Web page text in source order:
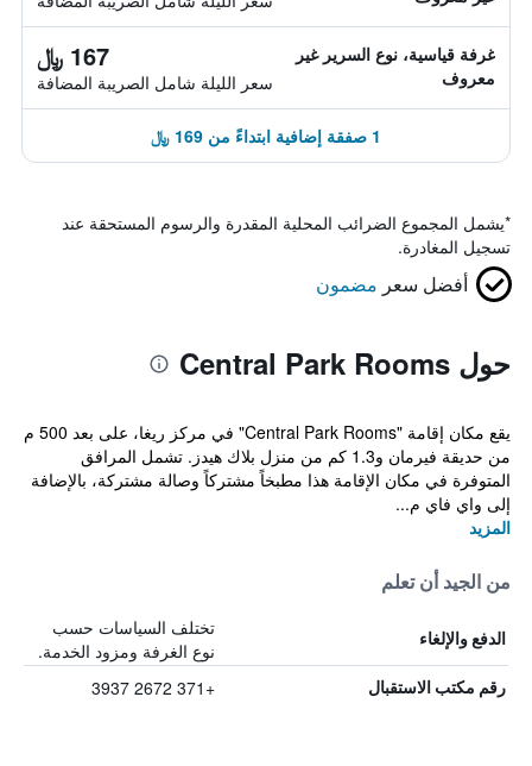
غرفة قياسية، نوع السرير غير
معروف
167 ﷼
سعر الليلة شامل الصريبة المضافة
1 صفقة إضافية ابتداءً من 169 ﷼
*يشمل المجموع الضرائب المحلية المقدرة والرسوم المستحقة عند
تسجيل المغادرة.
أفضل سعر مضمون
حول Central Park Rooms
يقع مكان إقامة "Central Park Rooms" في مركز ريغا، على بعد 500 م
من حديقة فيرمان و1.3 كم من منزل بلاك هيدز. تشمل المرافق
المتوفرة في مكان الإقامة هذا مطبخاً مشتركاً وصالة مشتركة، بالإضافة
إلى واي فاي م...
المزيد
من الجيد أن تعلم
الدفع والإلغاء
تختلف السياسات حسب
نوع الغرفة ومزود الخدمة.
رقم مكتب الاستقبال +371 2672 3937